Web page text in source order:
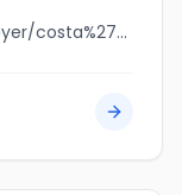
jobbank.gc.ca/browsejobs/employer/costa%27s+flooring+guys%2Fthe+flooring+guys/ca